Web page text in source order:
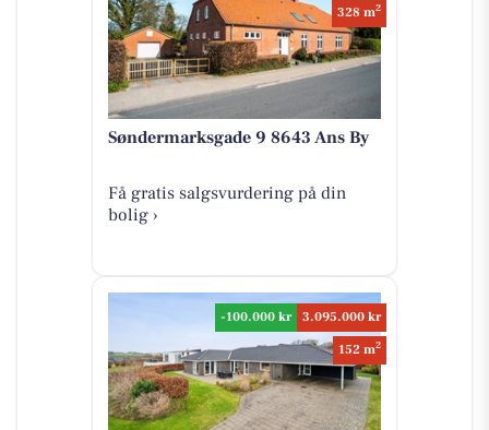
328 m2
Søndermarksgade 9 8643 Ans By
Få gratis salgsvurdering på din
bolig ›
-100.000 kr
3.095.000 kr
152 m2